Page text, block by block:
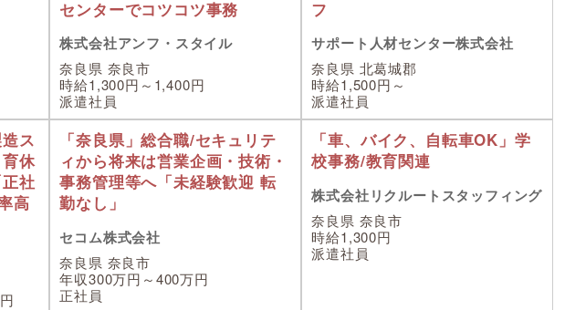
センターでコツコツ事務
株式会社アンフ・スタイル
奈良県 奈良市
時給1,300円～1,400円
派遣社員
フ
サポート人材センター株式会社
奈良県 北葛城郡
時給1,500円～
派遣社員
ス
休
社
高
「奈良県」総合職/セキュリテ
ィから将来は営業企画・技術・
事務管理等へ「未経験歓迎 転
勤なし」
セコム株式会社
奈良県 奈良市
年収300万円～400万円
正社員
「車、バイク、自転車OK」学
校事務/教育関連
株式会社リクルートスタッフィング
奈良県 奈良市
時給1,300円
派遣社員